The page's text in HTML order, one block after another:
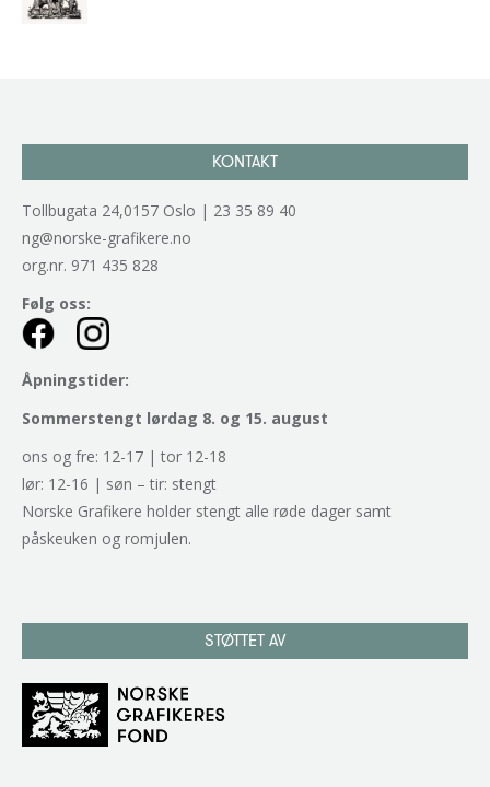
KONTAKT
Tollbugata 24,0157 Oslo | 23 35 89 40
ng@norske-grafikere.no
org.nr. 971 435 828
Følg oss:
Åpningstider:
Sommerstengt lørdag 8. og 15. august
ons og fre: 12-17 | tor 12-18
lør: 12-16 | søn – tir: stengt
Norske Grafikere holder stengt alle røde dager samt
påskeuken og romjulen.
STØTTET AV